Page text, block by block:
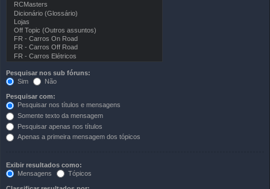
Pesquisar nos sub fóruns:
Sim
Não
Pesquisar com:
Pesquisar nos títulos e mensagens
Somente texto da mensagem
Pesquisar apenas nos títulos
Apenas a primeira mensagem dos tópicos
Exibir resultados como:
Mensagens
Tópicos